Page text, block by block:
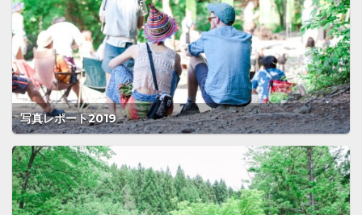
写真レポート2019